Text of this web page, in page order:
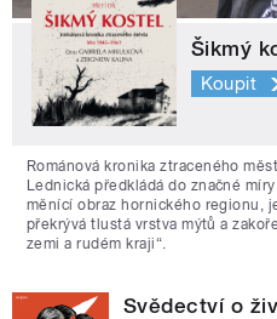
Šikmý
Koupit
Románová kronika ztraceného
Lednická předkládá do značné
měnící obraz hornického regionu,
překrývá tlustá vrstva mýtů a
zemi a rudém kraji“.
Svědectví o